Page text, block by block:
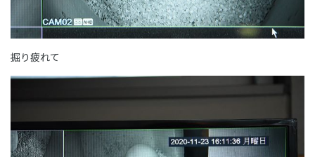
掘り疲れて